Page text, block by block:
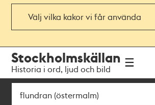
Välj vilka kakor vi får använda
navigationen
huvudinnehållet
Stockholmskällan
Historia i ord, ljud och bild
Sök